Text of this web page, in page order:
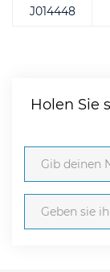
J014448
Holen Sie